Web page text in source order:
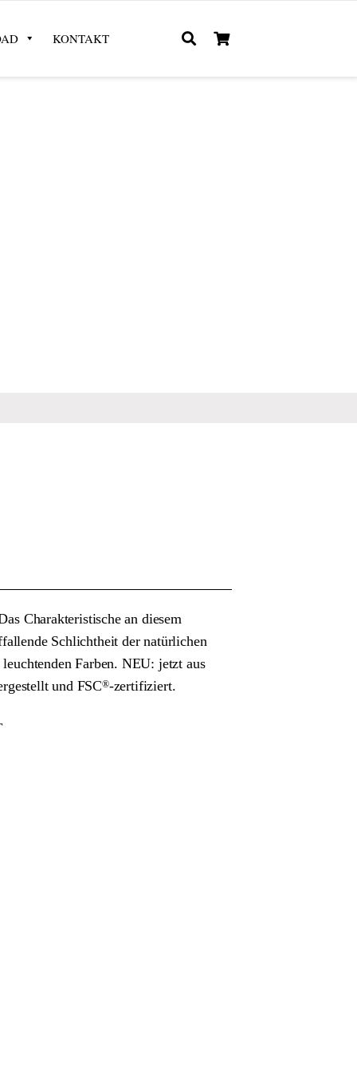
KONTAKT
Charakteristische an diesem
Schlichtheit der natürlichen
Farben. NEU: jetzt aus
und FSC®-zertifiziert.